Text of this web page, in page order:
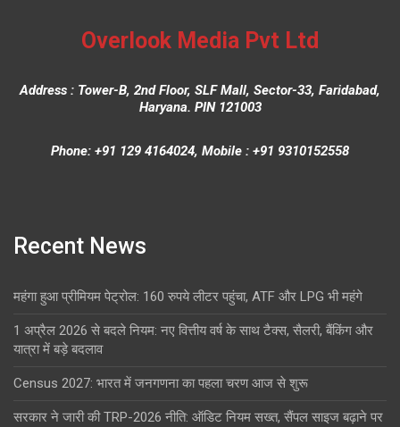
Overlook Media Pvt Ltd
Address : Tower-B, 2nd Floor, SLF Mall, Sector-33, Faridabad,
Haryana. PIN 121003
Phone: +91 129 4164024, Mobile : +91 9310152558
Recent News
महंगा हुआ प्रीमियम पेट्रोल: 160 रुपये लीटर पहुंचा, ATF और LPG भी महंगे
1 अप्रैल 2026 से बदले नियम: नए वित्तीय वर्ष के साथ टैक्स, सैलरी, बैंकिंग और
यात्रा में बड़े बदलाव
Census 2027: भारत में जनगणना का पहला चरण आज से शुरू
सरकार ने जारी की TRP-2026 नीति: ऑडिट नियम सख्त, सैंपल साइज बढ़ाने पर